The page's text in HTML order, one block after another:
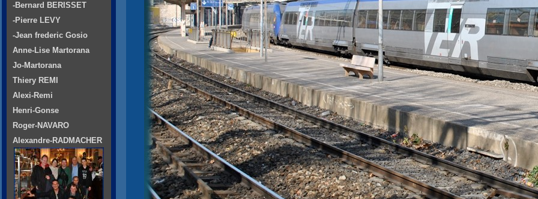
-Bernard BERISSET
-Pierre LEVY
-Jean frederic Gosio
Anne-Lise Martorana
Jo-Martorana
Thiery REMI
Alexi-Remi
Henri-Gonse
Roger-NAVARO
Alexandre-RADMACHER